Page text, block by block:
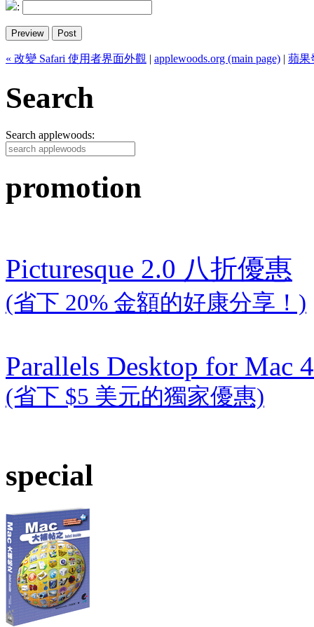
:
« 改變 Safari 使用者界面外觀 applewoods.org (main page) 蘋果
Search
Search applewoods:
promotion
Picturesque 2.0 八折優惠
(省下 20% 金額的好康分享！)
Parallels Desktop for Mac
(省下 $5 美元的獨家優惠)
special